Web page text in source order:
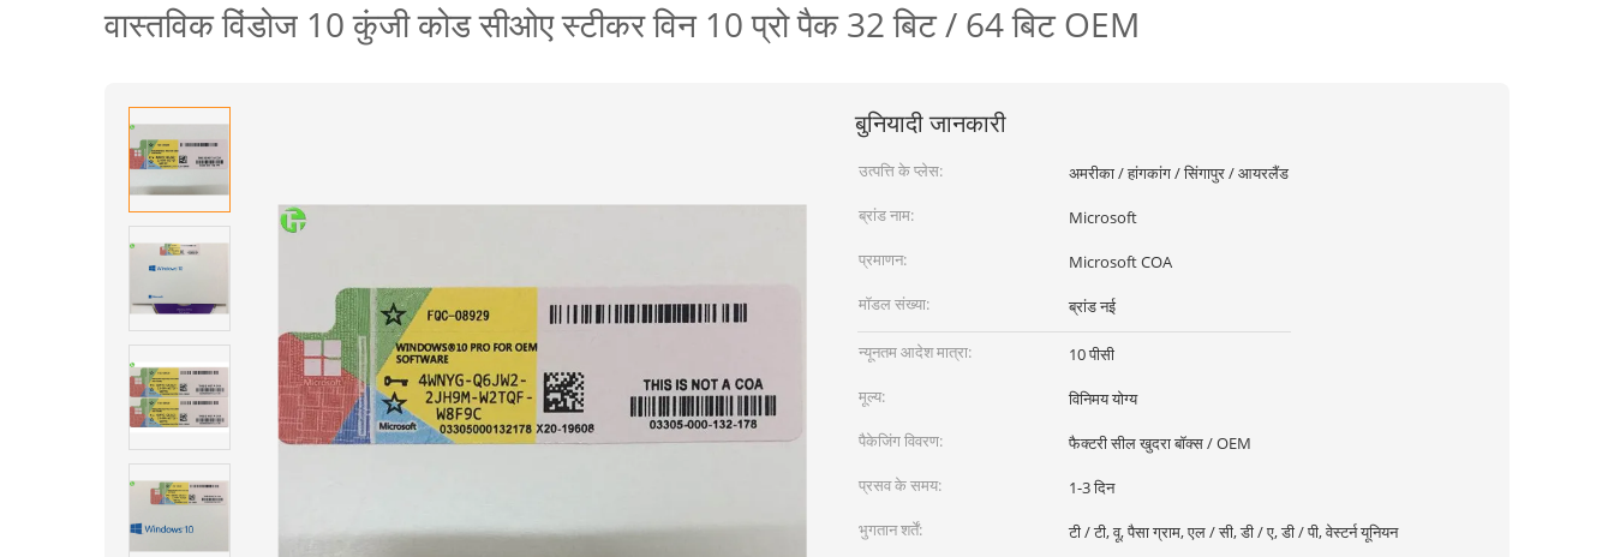
वास्तविक विंडोज 10 कुंजी कोड सीओए स्टीकर विन 10 प्रो पैक 32 बिट / 64 बिट OEM
बुनियादी जानकारी
उत्पत्ति के प्लेस:
अमरीका / हांगकांग / सिंगापुर / आयरलैंड
ब्रांड नाम:
Microsoft
प्रमाणन:
Microsoft COA
मॉडल संख्या:
ब्रांड नई
न्यूनतम आदेश मात्रा:
10 पीसी
मूल्य:
विनिमय योग्य
पैकेजिंग विवरण:
फैक्टरी सील खुदरा बॉक्स / OEM
प्रसव के समय:
1-3 दिन
भुगतान शर्तें:
टी / टी, वू, पैसा ग्राम, एल / सी, डी / ए, डी / पी, वेस्टर्न यूनियन